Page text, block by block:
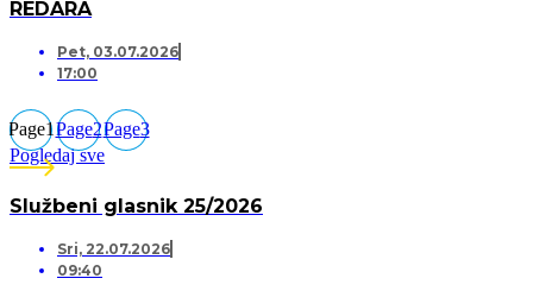
REDARA
Pet, 03.07.2026
17:00
Page1Page2Page3
Pogledaj sve
Službeni glasnik 25/2026
Sri, 22.07.2026
09:40